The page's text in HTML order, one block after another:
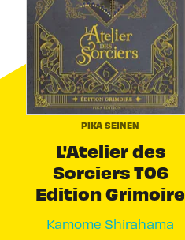
PIKA SEINEN
L'Atelier des
Sorciers T06
Edition Grimoire
Kamome Shirahama